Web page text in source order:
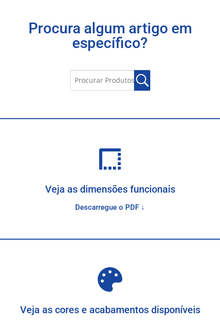
Procura algum artigo em
específico?
Veja as dimensões funcionais
Descarregue o PDF ↓
Veja as cores e acabamentos disponíveis